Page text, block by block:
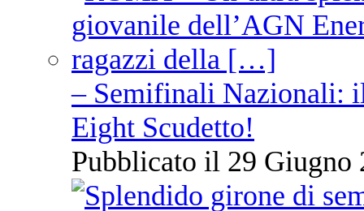
– Semifinali Nazionali:
Eight Scudetto!
Pubblicato il 29 Giugno